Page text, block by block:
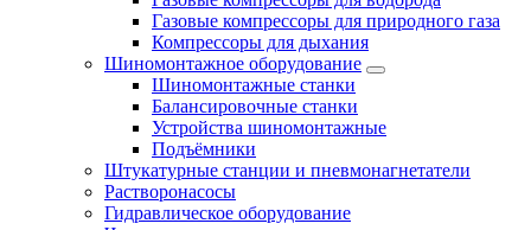
Газовые компрессоры для природного газа
Компрессоры для дыхания
Шиномонтажное оборудование
Шиномонтажные станки
Балансировочные станки
Устройства шиномонтажные
Подъёмники
Штукатурные станции и пневмонагнетатели
Растворонасосы
Гидравлическое оборудование